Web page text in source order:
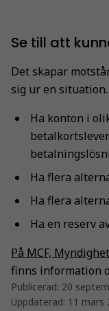
Se till att
Det skapar
sig ur en
Ha konton i
Ha flera
Ha flera
Ha en reserv
På MCF,
finns information
Publicerad: 20
Uppdaterad: 11 mars